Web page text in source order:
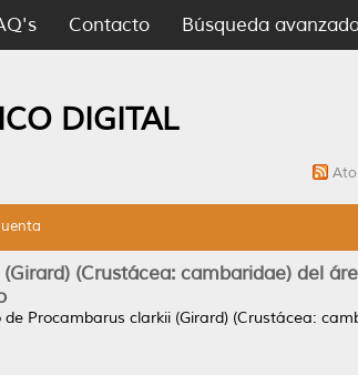
Contacto Búsqueda
DIGITAL
(Crustácea: cambaridae) del
Procambarus clarkii (Girard) (Crustácea: